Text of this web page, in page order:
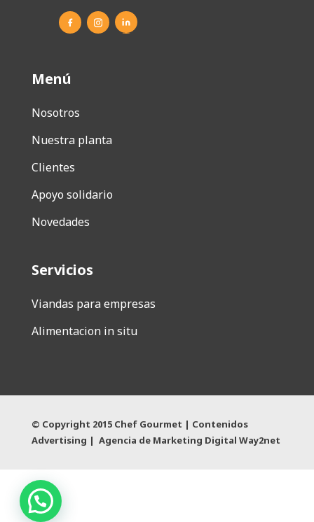
Menú
Nosotros
Nuestra planta
Clientes
Apoyo solidario
Novedades
Servicios
Viandas para empresas
Alimentacion in situ
© Copyright 2015 Chef Gourmet | Contenidos
Advertising | Agencia de Marketing Digital Way2net